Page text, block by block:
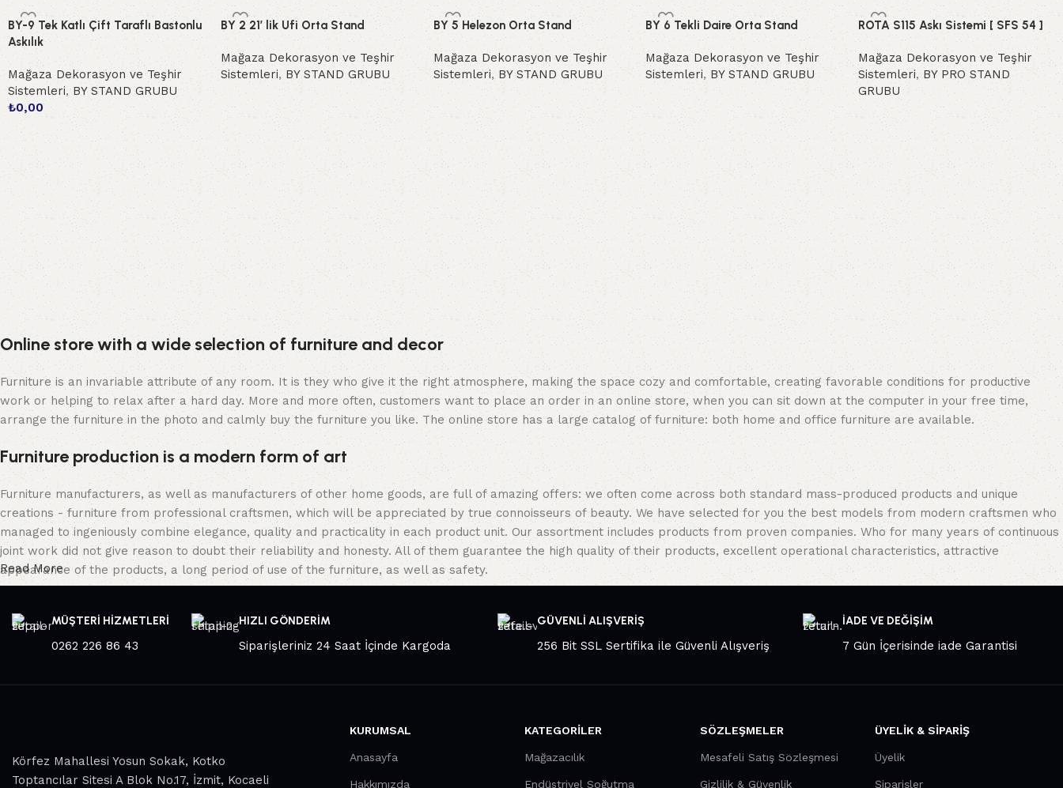
BY-9 Tek Katlı Çift Taraflı Bastonlu
Askılık
Mağaza Dekorasyon ve Teşhir
Sistemleri, BY STAND GRUBU
₺0,00
Sepete Ekle
BY 2 21′ lik Ufi Orta Stand
Mağaza Dekorasyon ve Teşhir
Sistemleri, BY STAND GRUBU
Devamını oku
BY 5 Helezon Orta Stand
Mağaza Dekorasyon ve Teşhir
Sistemleri, BY STAND GRUBU
Devamını oku
BY 6 Tekli Daire Orta Stand
Mağaza Dekorasyon ve Teşhir
Sistemleri, BY STAND GRUBU
Devamını oku
ROTA S115 Askı Sistemi [ SFS 54 ]
Mağaza Dekorasyon ve Teşhir
Sistemleri,BY PRO STAND
GRUBU
Devamını oku
Online store with a wide selection of furniture and decor
Furniture is an invariable attribute of any room. It is they who give it the right atmosphere, making the space cozy and comfortable, creating favorable conditions for productive
work or helping to relax after a hard day. More and more often, customers want to place an order in an online store, when you can sit down at the computer in your free time,
arrange the furniture in the photo and calmly buy the furniture you like. The online store has a large catalog of furniture: both home and office furniture are available.
Furniture production is a modern form of art
Furniture manufacturers, as well as manufacturers of other home goods, are full of amazing offers: we often come across both standard mass-produced products and unique
creations - furniture from professional craftsmen, which will be appreciated by true connoisseurs of beauty. We have selected for you the best models from modern craftsmen who
managed to ingeniously combine elegance, quality and practicality in each product unit. Our assortment includes products from proven companies. Who for many years of continuous
joint work did not give reason to doubt their reliability and honesty. All of them guarantee the high quality of their products, excellent operational characteristics, attractive
appearance of the products, a long period of use of the furniture, as well as safety.
Read More
MÜŞTERİ HİZMETLERİ
0262 226 86 43
HIZLI GÖNDERİM
Siparişleriniz 24 Saat İçinde Kargoda
GÜVENLİ ALIŞVERİŞ
256 Bit SSL Sertifika ile Güvenli Alışveriş
İADE VE DEĞİŞİM
7 Gün İçerisinde iade Garantisi
Körfez Mahallesi Yosun Sokak, Kotko
Toptancılar Sitesi A Blok No.17, İzmit, Kocaeli
KURUMSAL
Anasayfa
Hakkımızda
KATEGORILER
Mağazacılık
Endüstriyel Soğutma
SÖZLEŞMELER
Mesafeli Satış Sözleşmesi
Gizlilik & Güvenlik
ÜYELİK & SİPARİŞ
Üyelik
Şiparişler